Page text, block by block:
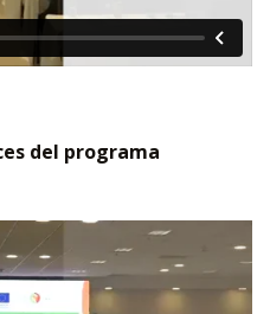
del programa